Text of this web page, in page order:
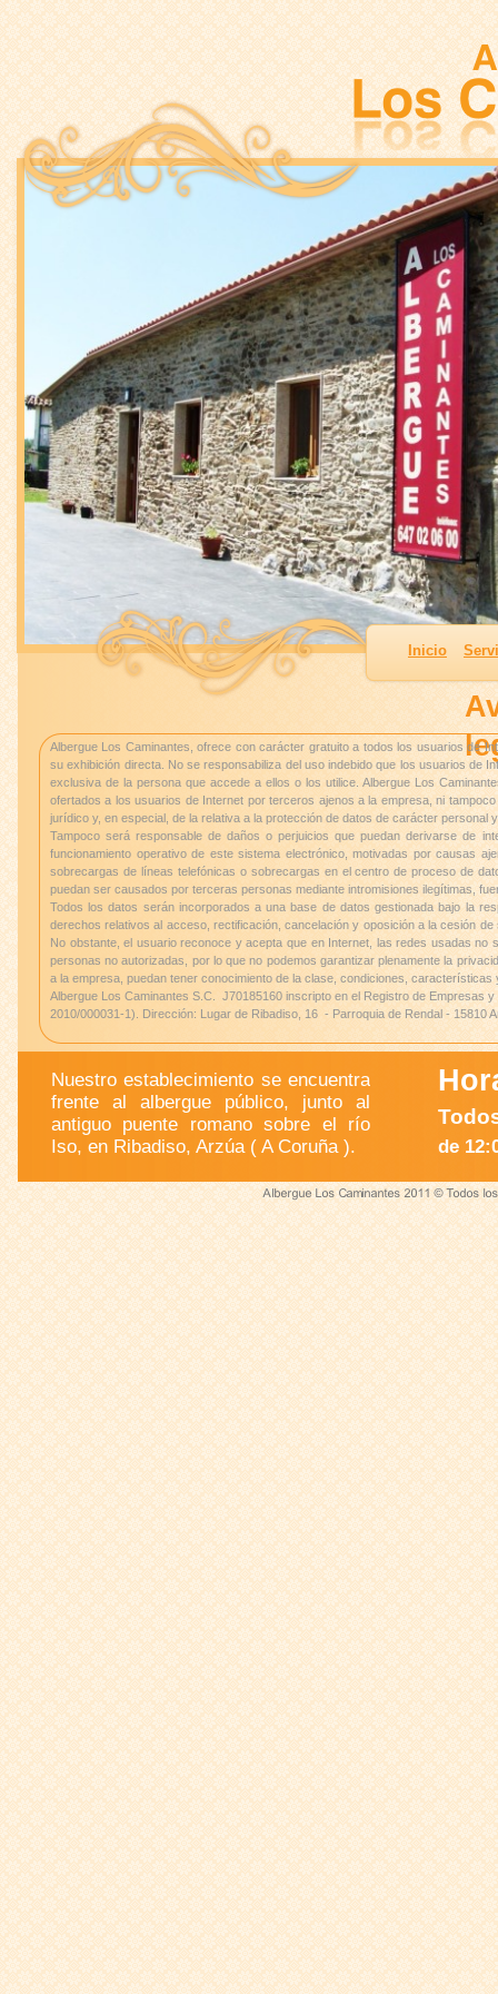
Inicio
de
Albergue Los Caminantes, ofrece con carácter gratuito a todos los usuarios de
su exhibición directa. No se responsabiliza del uso indebido que los usuarios de
exclusiva de la persona que accede a ellos o los utilice. Albergue Los
ofertados a los usuarios de Internet por terceros ajenos a la empresa, ni
jurídico y, en especial, de la relativa a la protección de datos de carácter personal
Tampoco será responsable de daños o perjuicios que puedan derivarse de
funcionamiento operativo de este sistema electrónico, motivadas por causas
sobrecargas de líneas telefónicas o sobrecargas en el centro de proceso de
puedan ser causados por terceras personas mediante intromisiones ilegítimas,
Todos los datos serán incorporados a una base de datos gestionada bajo la
derechos relativos al acceso, rectificación, cancelación y oposición a la cesión
No obstante, el usuario reconoce y acepta que en Internet, las redes usadas
personas no autorizadas, por lo que no podemos garantizar plenamente la
a la empresa, puedan tener conocimiento de la clase, condiciones,
Albergue Los Caminantes S.C. J70185160 inscripto en el Registro de Empresas
2010/000031-1). Dirección: Lugar de Ribadiso, 16 - Parroquia de Rendal - 15810
Nuestro establecimiento se encuentra
frente al albergue público, junto al
antiguo puente romano sobre el río
Iso, en Ribadiso, Arzúa ( A Coruña ).